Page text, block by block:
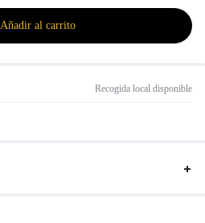
Añadir al carrito
Recogida local disponible